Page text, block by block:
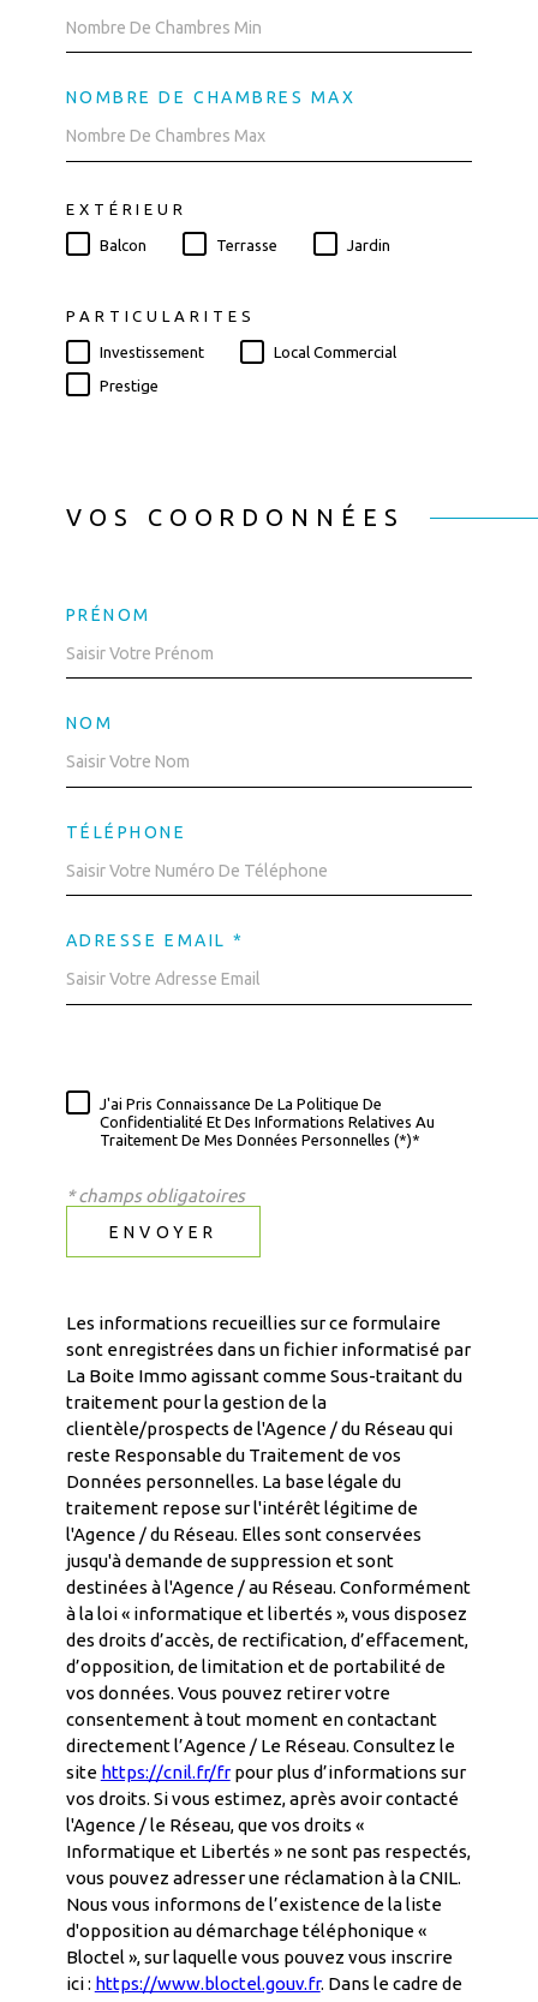
NOMBRE DE CHAMBRES MAX
EXTÉRIEUR
Balcon Terrasse Jardin
PARTICULARITES
Investissement
Local Commercial
Prestige
VOS COORDONNÉES
PRÉNOM
NOM
TÉLÉPHONE
ADRESSE EMAIL *
J'ai Pris Connaissance De La Politique De
Confidentialité Et Des Informations Relatives Au
Traitement De Mes Données Personnelles (*)*
* champs obligatoires
ENVOYER
Les informations recueillies sur ce formulaire
sont enregistrées dans un fichier informatisé par
La Boite Immo agissant comme Sous-traitant du
traitement pour la gestion de la
clientèle/prospects de l'Agence / du Réseau qui
reste Responsable du Traitement de vos
Données personnelles. La base légale du
traitement repose sur l'intérêt légitime de
l'Agence / du Réseau. Elles sont conservées
jusqu'à demande de suppression et sont
destinées à l'Agence / au Réseau. Conformément
à la loi « informatique et libertés », vous disposez
des droits d’accès, de rectification, d’effacement,
d’opposition, de limitation et de portabilité de
vos données. Vous pouvez retirer votre
consentement à tout moment en contactant
directement l’Agence / Le Réseau. Consultez le
site https://cnil.fr/frpour plus d’informations sur
vos droits. Si vous estimez, après avoir contacté
l'Agence / le Réseau, que vos droits «
Informatique et Libertés » ne sont pas respectés,
vous pouvez adresser une réclamation à la CNIL.
Nous vous informons de l’existence de la liste
d'opposition au démarchage téléphonique «
Bloctel », sur laquelle vous pouvez vous inscrire
ici : https://www.bloctel.gouv.fr. Dans le cadre de